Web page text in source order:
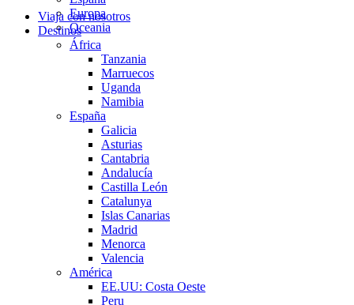
Europa
Oceania
Viaja con nosotros
Destinos
África
Tanzania
Marruecos
Uganda
Namibia
España
Galicia
Asturias
Cantabria
Andalucía
Castilla León
Catalunya
Islas Canarias
Madrid
Menorca
Valencia
América
EE.UU: Costa Oeste
Peru